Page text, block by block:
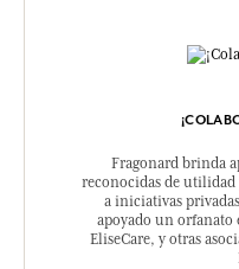
Fragonard brinda
reconocidas de
a iniciativas
apoyado un orfanato
EliseCare, y otras